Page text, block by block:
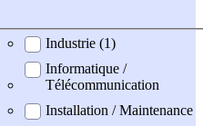
Industrie (1)
Informatique /
Télécommunication
Installation / Maintenance